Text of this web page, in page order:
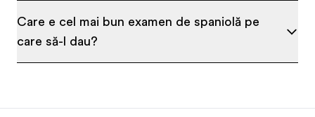
Care e cel mai bun examen de spaniolă pe
care să-l dau?